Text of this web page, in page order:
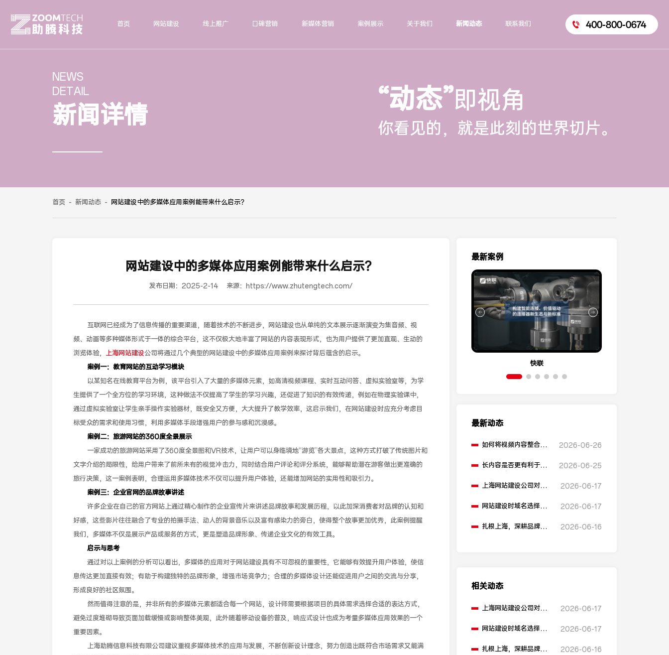
首页 网站建设 线上推广 口碑营销 新媒体营销 案例展示 关于我们 新闻动态 联系我们 400-800-0674
NEWS
DETAIL
新闻详情 “动态”即视角
你看见的，就是此刻的世界切片。
首页 - 新闻动态 - 网站建设中的多媒体应用案例能带来什么启示？
网站建设中的多媒体应用案例能带来什么启示？
发布日期： 2025-2-14 来源： https://www.zhutengtech.com/
互联网已经成为了信息传播的重要渠道，随着技术的不断进步，网站建设也从单纯的文本展示逐渐演变为集音频、视
频、动画等多种媒体形式于一体的综合平台，这不仅极大地丰富了网站的内容表现形式，也为用户提供了更加直观、生动的
浏览体验， 上海网站建设公司将通过几个典型的网站建设中的多媒体应用案例来探讨背后蕴含的启示。
案例一：教育网站的互动学习模块
以某知名在线教育平台为例，该平台引入了大量的多媒体元素，如高清视频课程、实时互动问答、虚拟实验室等，为学
生提供了一个全方位的学习环境，这种做法不仅提高了学生的学习兴趣，还促进了知识的有效传递，例如在物理实验课中，
通过虚拟实验室让学生亲手操作实验器材，既安全又方便，大大提升了教学效率，这启示我们，在网站建设时应充分考虑目
标受众的需求和使用习惯，利用多媒体手段增强用户的参与感和沉浸感。
案例二：旅游网站的360度全景展示
一家成功的旅游网站采用了360度全景图和VR技术，让用户可以身临境地“游览”各大景点，这种方式打破了传统图片和
文字介绍的局限性，给用户带来了前所未有的视觉冲击力，同时结合用户评论和评分系统，能够帮助潜在游客做出更准确的
旅行决策，这一案例表明，合理运用多媒体技术不仅可以提升用户体验，还能增加网站的实用性和吸引力。
案例三：企业官网的品牌故事讲述
许多企业在自己的官方网站上通过精心制作的企业宣传片来讲述品牌故事和发展历程，以此加深消费者对品牌的认知和
好感，这些影片往往融合了专业的拍摄手法、动人的背景音乐以及富有感染力的旁白，使得整个故事更加优秀，此案例提醒
我们，多媒体不仅是展示产品或服务的方式，更是塑造品牌形象、传递企业文化的有效工具。
启示与思考
通过对以上案例的分析可以看出，多媒体的应用对于网站建设具有不可忽视的重要性，它能够有效提升用户体验，使信
息传达更加直接有效；有助于构建独特的品牌形象，增强市场竞争力；合理的多媒体设计还能促进用户之间的交流与分享，
形成良好的社区氛围。
然而值得注意的是，并非所有的多媒体元素都适合每一个网站，设计师需要根据项目的具体需求选择合适的表达方式，
避免过度堆砌导致页面加载缓慢或影响整体美观，此外随着移动设备的普及，响应式设计也成为考量多媒体应用效果的一个
重要因素。
上海助腾信息科技有限公司建议重视多媒体技术的应用与发展，不断创新设计理念，努力创造出既符合市场需求又能满
最新案例
快联
最新动态
如何将视频内容整合到
2026-06-26
长内容是否更有利于
2026-06-25
上海网站建设公司对
如何选择您的可靠伙
2026-06-17
网站建设时域名选择有
2026-06-17
扎根上海，深耕品牌营
2026-06-16
相关动态
上海网站建设公司对
如何选择您的可靠伙
2026-06-17
网站建设时域名选择有
2026-06-17
扎根上海，深耕品牌营
2026-06-16